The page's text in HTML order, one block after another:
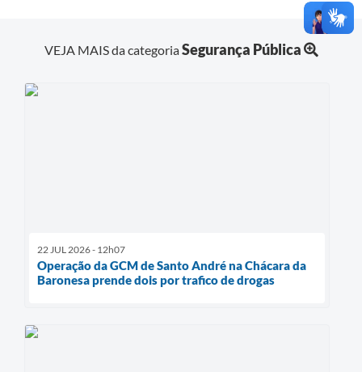
VEJA MAIS da categoriaSegurança Pública
22 JUL 2026 - 12h07
Operação da GCM de Santo André na Chácara da
Baronesa prende dois por trafico de drogas